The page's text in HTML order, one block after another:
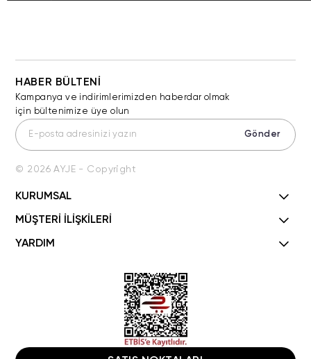
HABER BÜLTENİ
Kampanya ve indirimlerimizden haberdar olmak
için bültenimize üye olun
Gönder
© 2026 AYJE - Copyright
KURUMSAL
MÜŞTERİ İLİŞKİLERİ
YARDIM